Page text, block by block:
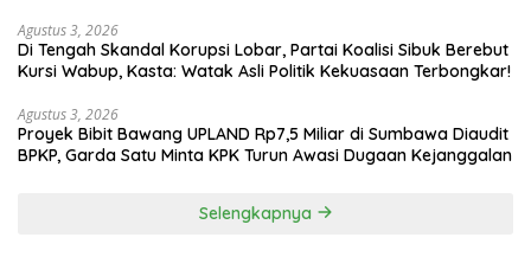
Agustus 3, 2026
Di Tengah Skandal Korupsi Lobar, Partai Koalisi Sibuk Berebut
Kursi Wabup, Kasta: Watak Asli Politik Kekuasaan Terbongkar!
Agustus 3, 2026
Proyek Bibit Bawang UPLAND Rp7,5 Miliar di Sumbawa Diaudit
BPKP, Garda Satu Minta KPK Turun Awasi Dugaan Kejanggalan
Selengkapnya